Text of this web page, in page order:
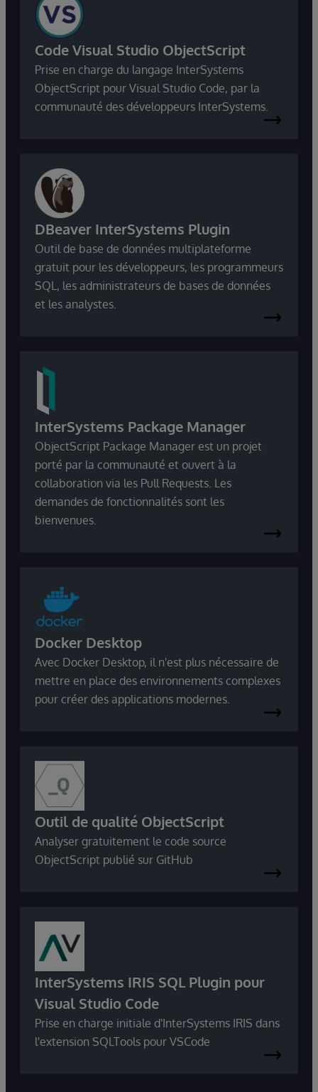
Code Visual Studio ObjectScript
Prise en charge du langage InterSystems
ObjectScript pour Visual Studio Code, par la
communauté des développeurs InterSystems.
DBeaver InterSystems Plugin
Outil de base de données multiplateforme
gratuit pour les développeurs, les programmeurs
SQL, les administrateurs de bases de données
et les analystes.
InterSystems Package Manager
ObjectScript Package Manager est un projet
porté par la communauté et ouvert à la
collaboration via les Pull Requests. Les
demandes de fonctionnalités sont les
bienvenues.
Docker Desktop
Avec Docker Desktop, il n'est plus nécessaire de
mettre en place des environnements complexes
pour créer des applications modernes.
Outil de qualité ObjectScript
Analyser gratuitement le code source
ObjectScript publié sur GitHub
InterSystems IRIS SQL Plugin pour
Visual Studio Code
Prise en charge initiale d'InterSystems IRIS dans
l'extension SQLTools pour VSCode